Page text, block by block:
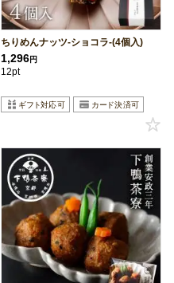
ちりめんナッツ-ショコラ-(4個入)
1,296円
12pt